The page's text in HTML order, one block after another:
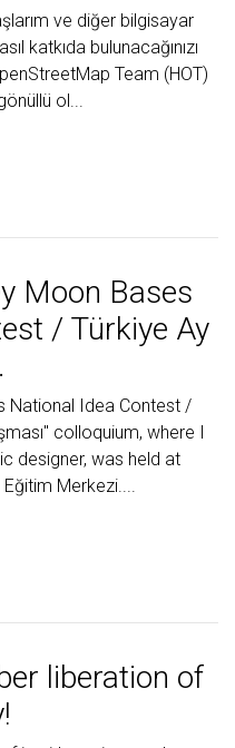
ve diğer bilgisayar
katkıda bulunacağınızı
Team (HOT)
ol...
Moon Bases
/ Türkiye Ay
National Idea Contest /
colloquium, where I
designer, was held at
Eğitim Merkezi....
liberation of